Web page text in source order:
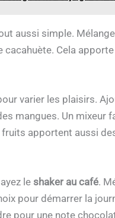
aussi simple.
cacahuète. Cela
varier les plaisirs.
mangues. Un mixeur
apportent aussi
le shaker au café.
pour démarrer la
pour une note